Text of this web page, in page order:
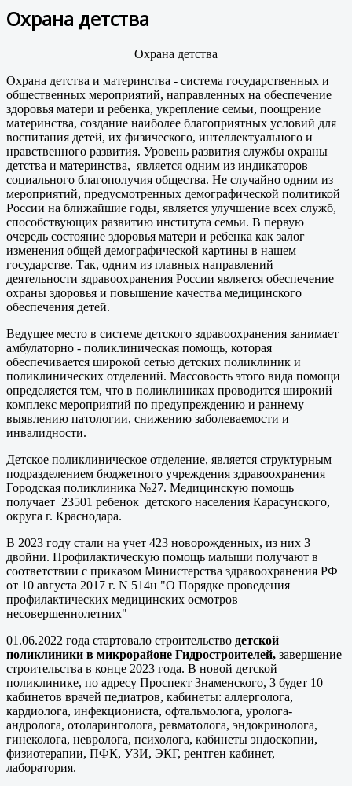
Охрана детства
Охрана детства
Охрана детства и материнства - система государственных и
общественных мероприятий, направленных на обеспечение
здоровья матери и ребенка, укрепление семьи, поощрение
материнства, создание наиболее благоприятных условий для
воспитания детей, их физического, интеллектуального и
нравственного развития. Уровень развития службы охраны
детства и материнства, является одним из индикаторов
социального благополучия общества. Не случайно одним из
мероприятий, предусмотренных демографической политикой
России на ближайшие годы, является улучшение всех служб,
способствующих развитию института семьи. В первую
очередь состояние здоровья матери и ребенка как залог
изменения общей демографической картины в нашем
государстве. Так, одним из главных направлений
деятельности здравоохранения России является обеспечение
охраны здоровья и повышение качества медицинского
обеспечения детей.
Ведущее место в системе детского здравоохранения занимает
амбулаторно - поликлиническая помощь, которая
обеспечивается широкой сетью детских поликлиник и
поликлинических отделений. Массовость этого вида помощи
определяется тем, что в поликлиниках проводится широкий
комплекс мероприятий по предупреждению и раннему
выявлению патологии, снижению заболеваемости и
инвалидности.
Детское поликлиническое отделение, является структурным
подразделением бюджетного учреждения здравоохранения
Городская поликлиника №27. Медицинскую помощь
получает 23501 ребенок детского населения Карасунского,
округа г. Краснодара.
В 2023 году стали на учет 423 новорожденных, из них 3
двойни. Профилактическую помощь малыши получают в
соответствии с приказом Министерства здравоохранения РФ
от 10 августа 2017 г. N 514н "О Порядке проведения
профилактических медицинских осмотров
несовершеннолетних"
01.06.2022 года стартовало строительство детской
поликлиники в микрорайоне Гидростроителей, завершение
строительства в конце 2023 года. В новой детской
поликлинике, по адресу Проспект Знаменского, 3 будет 10
кабинетов врачей педиатров, кабинеты: аллерголога,
кардиолога, инфекциониста, офтальмолога, уролога-
андролога, отоларинголога, ревматолога, эндокринолога,
гинеколога, невролога, психолога, кабинеты эндоскопии,
физиотерапии, ПФК, УЗИ, ЭКГ, рентген кабинет,
лаборатория.